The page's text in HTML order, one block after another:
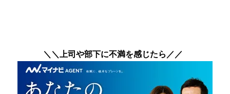
＼＼上司や部下に不満を感じたら／／